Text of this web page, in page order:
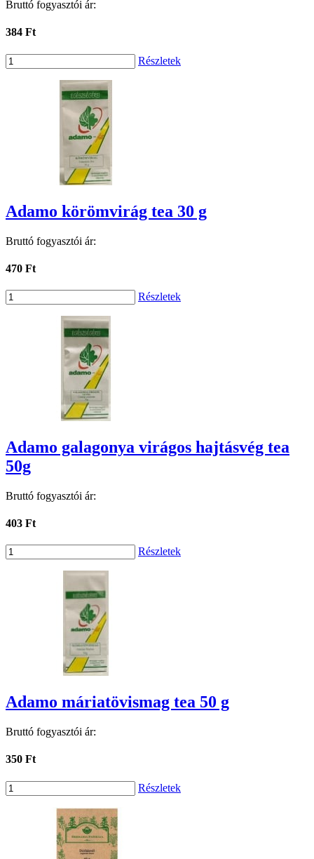
Bruttó fogyasztói ár:
384 Ft
Részletek
Adamo körömvirág tea 30 g
Bruttó fogyasztói ár:
470 Ft
Részletek
Adamo galagonya virágos hajtásvég tea
50g
Bruttó fogyasztói ár:
403 Ft
Részletek
Adamo máriatövismag tea 50 g
Bruttó fogyasztói ár:
350 Ft
Részletek